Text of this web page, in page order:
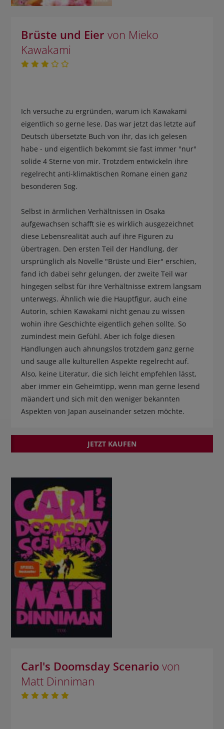
Brüste und Eier von Mieko
Kawakami
Ich versuche zu ergründen, warum ich Kawakami
eigentlich so gerne lese. Das war jetzt das letzte auf
Deutsch übersetzte Buch von ihr, das ich gelesen
habe - und eigentlich bekommt sie fast immer "nur"
solide 4 Sterne von mir. Trotzdem entwickeln ihre
regelrecht anti-klimaktischen Romane einen ganz
besonderen Sog.
Selbst in ärmlichen Verhältnissen in Osaka
aufgewachsen schafft sie es wirklich ausgezeichnet
diese Lebensrealität auch auf ihre Figuren zu
übertragen. Den ersten Teil der Handlung, der
ursprünglich als Novelle "Brüste und Eier" erschien,
fand ich dabei sehr gelungen, der zweite Teil war
hingegen selbst für ihre Verhältnisse extrem langsam
unterwegs. Ähnlich wie die Hauptfigur, auch eine
Autorin, schien Kawakami nicht genau zu wissen
wohin ihre Geschichte eigentlich gehen sollte. So
zumindest mein Gefühl. Aber ich folge diesen
Handlungen auch ahnungslos trotzdem ganz gerne
und sauge alle kulturellen Aspekte regelrecht auf.
Also, keine Literatur, die sich leicht empfehlen lässt,
aber immer ein Geheimtipp, wenn man gerne lesend
mäandert und sich mit den weniger bekannten
Aspekten von Japan auseinander setzen möchte.
JETZT KAUFEN
Carl's Doomsday Scenario von
Matt Dinniman